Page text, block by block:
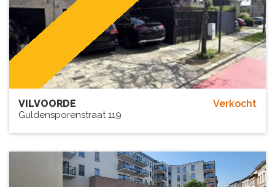
Verkocht
VILVOORDE
Guldensporenstraat 119